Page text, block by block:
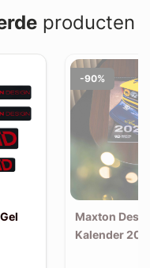
producten
-90%
Maxton
Kalender